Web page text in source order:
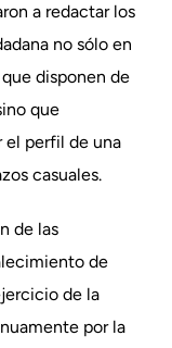
a redactar los
no sólo en
disponen de
que
el perfil de una
casuales.
de las
de
de la
por la